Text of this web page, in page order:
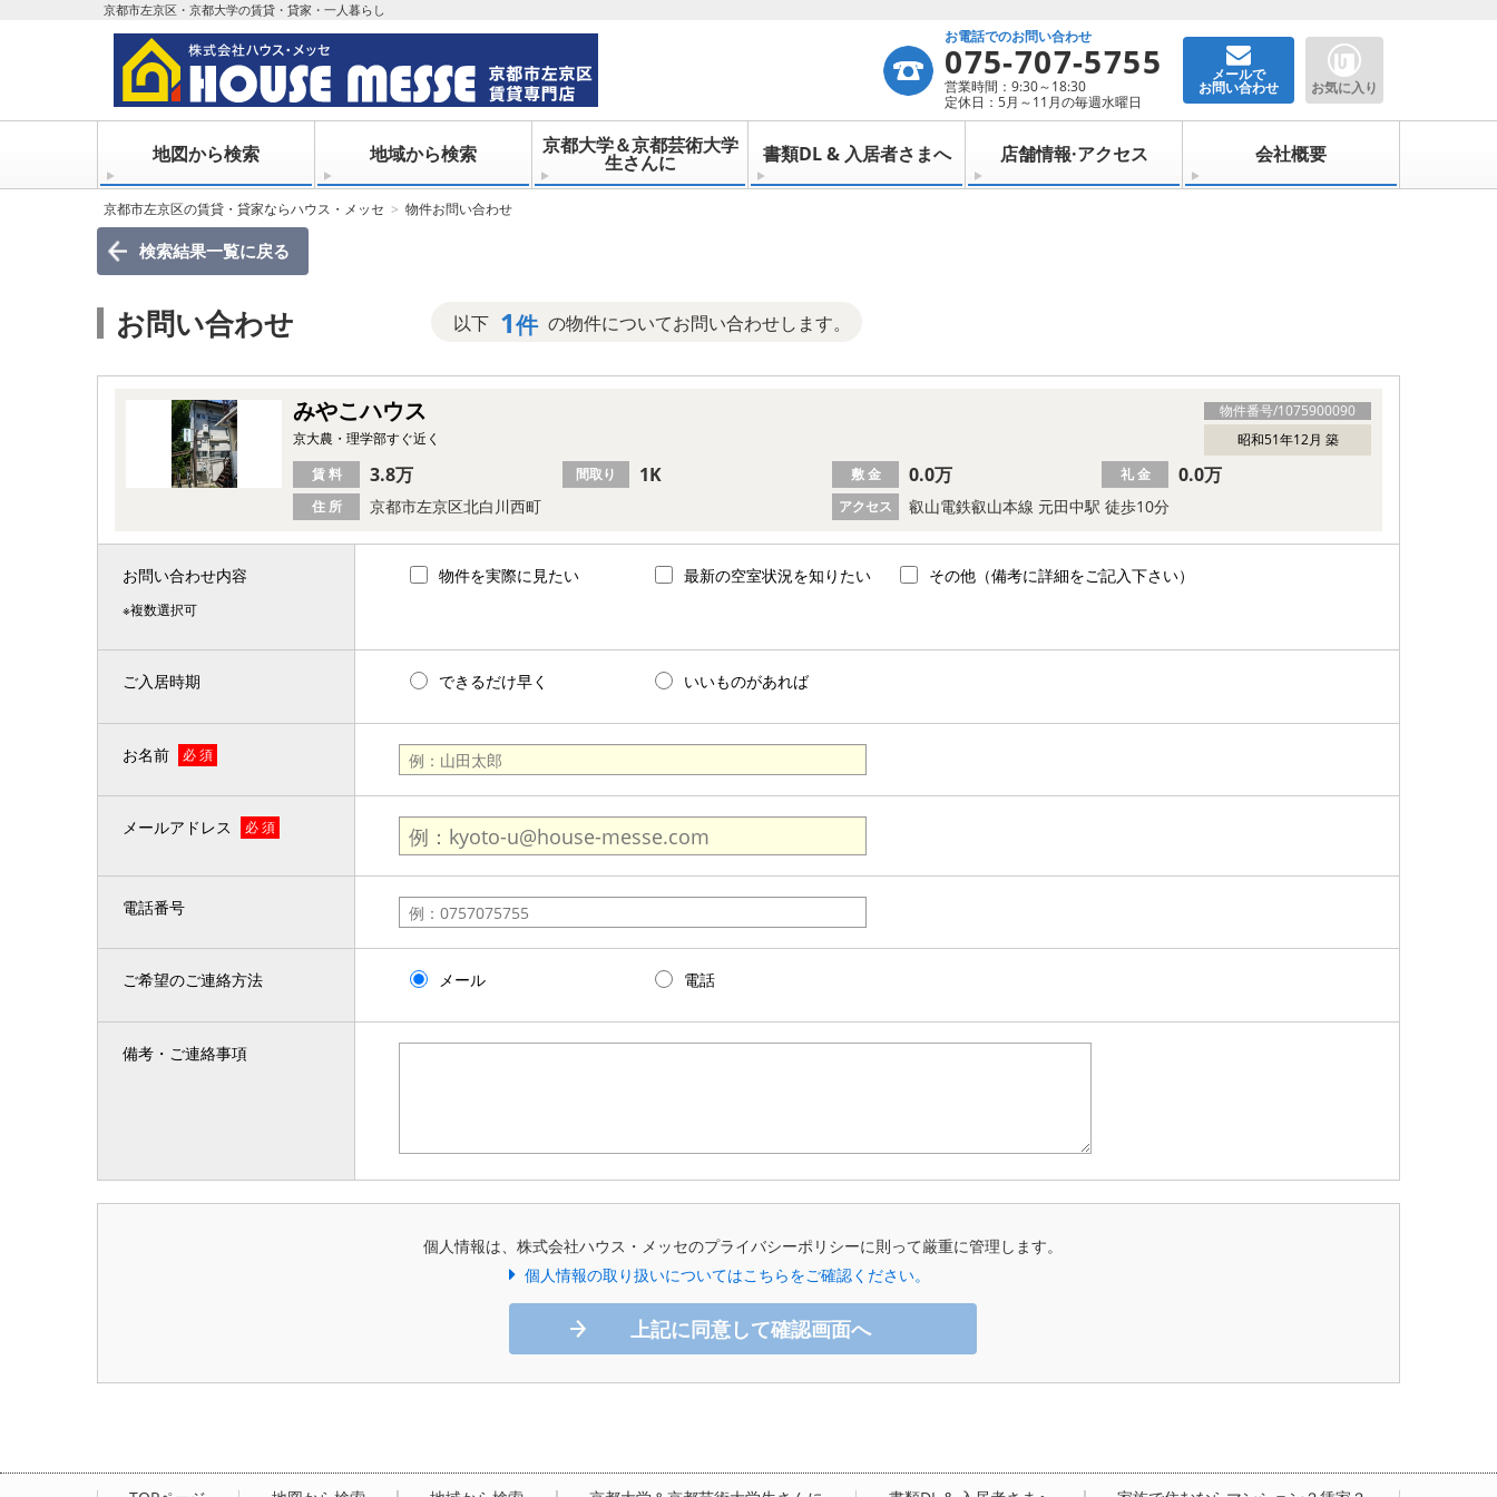
京都市左京区・京都大学の賃貸・貸家・一人暮らし
お電話でのお問い合わせ
075-707-5755
営業時間：9:30～18:30
定休日：5月～11月の毎週水曜日
メールで
お問い合わせ お気に入り
地図から検索 地域から検索 京都大学＆京都芸術大学
生さんに 書類DL & 入居者さまへ 店舗情報·アクセス 会社概要
京都市左京区の賃貸・貸家ならハウス・メッセ 物件お問い合わせ
検索結果一覧に戻る
お問い合わせ 以下 1件 の物件についてお問い合わせします。
物件番号/1075900090
みやこハウス
昭和51年12月 築
京大農・理学部すぐ近く
住 所 京都市左京区北白川西町 アクセス 叡山電鉄叡山本線 元田中駅 徒歩10分
賃 料 3.8万 間取り 1K 敷 金 0.0万 礼 金 0.0万
お問い合わせ内容
※複数選択可
物件を実際に見たい 最新の空室状況を知りたい その他（備考に詳細をご記入下さい）
ご入居時期 できるだけ早く いいものがあれば
お名前 必 須
メールアドレス 必 須
電話番号
ご希望のご連絡方法 メール 電話
備考・ご連絡事項
個人情報は、株式会社ハウス・メッセのプライバシーポリシーに則って厳重に管理します。
個人情報の取り扱いについてはこちらをご確認ください。
上記に同意して確認画面へ